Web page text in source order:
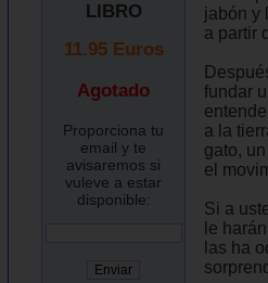
LIBRO
11.95 Euros
Agotado
Proporciona tu
email y te
avisaremos si
vuleve a estar
disponible:
jabón y
a partir
fundar
a la
gato,
el
Si a
le
las ha